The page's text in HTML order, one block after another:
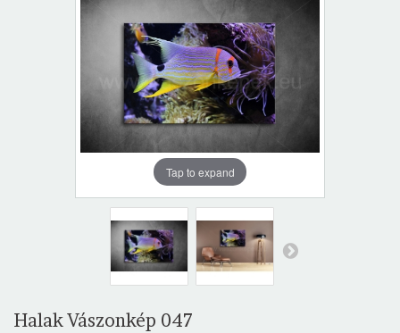
Tap to expand
Halak Vászonkép 047